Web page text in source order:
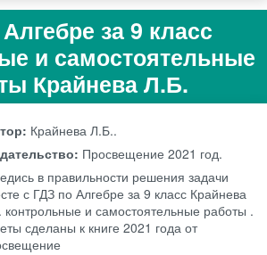
за 9 класс
и самостоятельные
Крайнева Л.Б.
Крайнева Л.Б..
Просвещение 2021 год.
в правильности решения задачи
с ГДЗ по Алгебре за 9 класс Крайнева
контрольные и самостоятельные работы .
сделаны к книге 2021 года от